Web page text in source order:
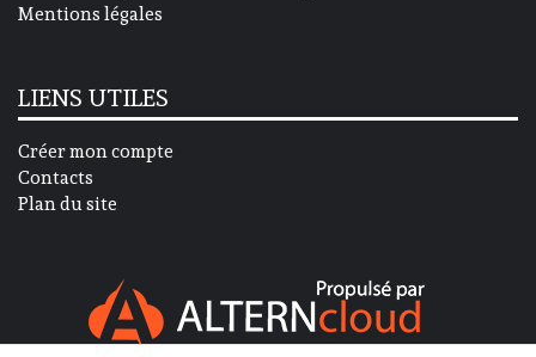
Mentions légales
LIENS UTILES
Créer mon compte
Contacts
Plan du site